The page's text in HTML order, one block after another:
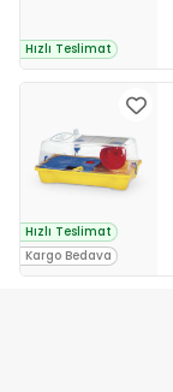
Hızlı Teslimat
Hızlı Teslimat
Kargo Bedava